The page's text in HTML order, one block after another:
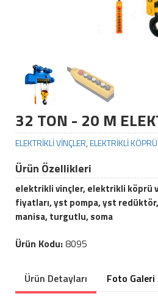
32 TON - 20 M
ELEKTRİKLİ VİNÇLER,ELEKTRİKLİ
Ürün Özellikleri
elektrikli vinçler, elektrikli köprü
fiyatları, yst pompa, yst
manisa, turgutlu, soma
Ürün Kodu:8095
Ürün Detayları
Foto Galeri